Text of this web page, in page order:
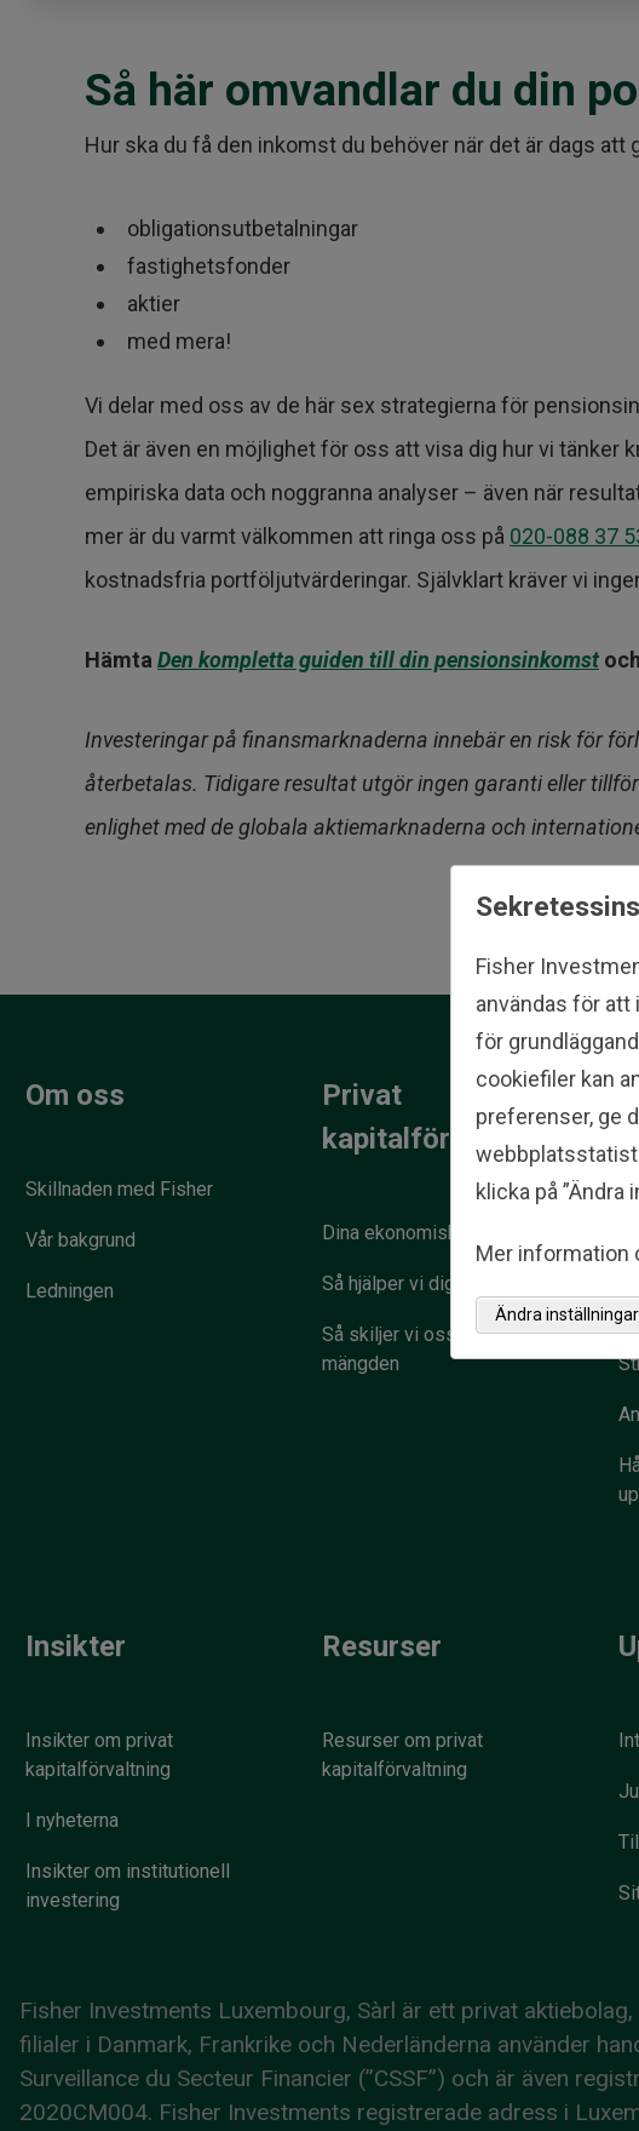
Så här omvandlar du din
Hur ska du få den inkomst du behöver när det är dags
obligationsutbetalningar
fastighetsfonder
aktier
med mera!
Vi delar med oss av de här sex strategierna för
Det är även en möjlighet för oss att visa dig hur vi
empiriska data och noggranna analyser – även när
mer är du varmt välkommen att ringa oss på 020-088 37
kostnadsfria portföljutvärderingar. Självklart kräver vi
Hämta Den kompletta guiden till din pensionsinkomst
Investeringar på finansmarknaderna innebär en risk för
återbetalas. Tidigare resultat utgör ingen garanti eller
enlighet med de globala aktiemarknaderna och
Om oss
Skillnaden med Fisher
Vår bakgrund
Ledningen
Privat
kapitalförvaltning
Dina ekonomiska mål
Så hjälper vi dig
Så skiljer vi oss från
mängden
Insikter
Insikter om privat
kapitalförvaltning
I nyheterna
Insikter om institutionell
investering
Resurser
Resurser om privat
kapitalförvaltning
Fisher Investments Luxembourg, Sàrl är ett privat
filialer i Danmark, Frankrike och Nederländerna använder
Surveillance du Secteur Financier (”CSSF”) och är även
2020CM004. Fisher Investments registrerade adress i
Fisher
användas för att
för
cookiefiler kan
preferenser, ge
klicka på ”Ändra
Mer information
Ändra inställningar